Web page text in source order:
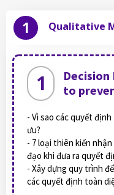
Qualitative
1
Decision
to
- Vì sao các quyết
ưu?
- 7 loại thiên kiến
đạo khi đưa ra quyết
- Xây dựng quy trình
các quyết định toàn
1